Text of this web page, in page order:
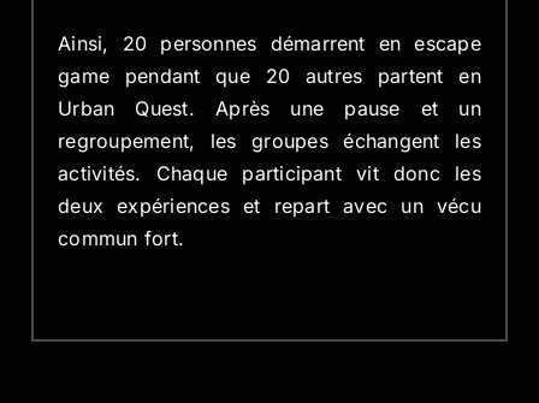
Ainsi, 20 personnes démarrent en escape
game pendant que 20 autres partent en
Urban Quest. Après une pause et un
regroupement, les groupes échangent les
activités. Chaque participant vit donc les
deux expériences et repart avec un vécu
commun fort.